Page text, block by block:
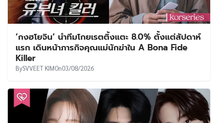
‘กงฮโยจิน’ นำทีมโกยเรตติ้งแตะ 8.0% ตั้งแต่สัปดาห์
แรก เดินหน้าภารกิจคุณแม่นักฆ่าใน A Bona Fide
Killer
BySVVEET KIMOn03/08/2026